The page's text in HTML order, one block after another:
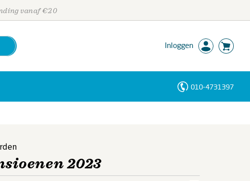
vanaf €20
Inloggen
010-4731397
2023
Personen